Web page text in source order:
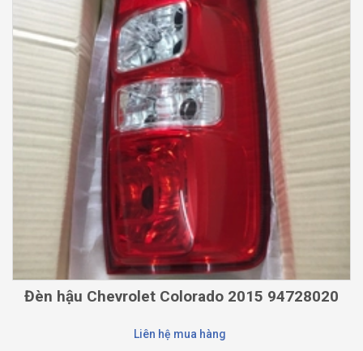
Đèn hậu Chevrolet Colorado 2015 94728020
Liên hệ mua hàng